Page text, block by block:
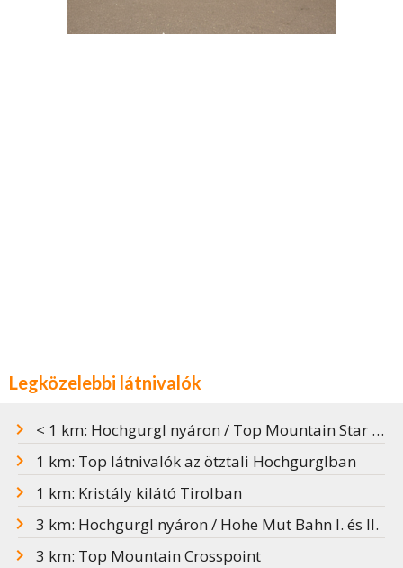
Legközelebbi látnivalók
< 1 km: Hochgurgl nyáron / Top Mountain Star kilátó
1 km: Top látnivalók az ötztali Hochgurglban
1 km: Kristály kilátó Tirolban
3 km: Hochgurgl nyáron / Hohe Mut Bahn I. és II.
3 km: Top Mountain Crosspoint